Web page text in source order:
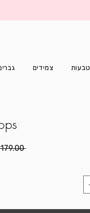
צמידים טבעות
‏179.00 ‏₪